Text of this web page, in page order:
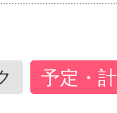
予定・